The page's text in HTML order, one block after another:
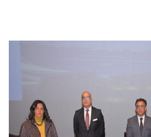
هيئة التدريس